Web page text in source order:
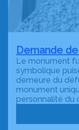
Demande
Le monument
symbolique
demeure du
monument
personnalité du